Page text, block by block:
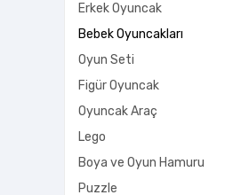
Erkek Oyuncak
Bebek Oyuncakları
Oyun Seti
Figür Oyuncak
Oyuncak Araç
Lego
Boya ve Oyun Hamuru
Puzzle